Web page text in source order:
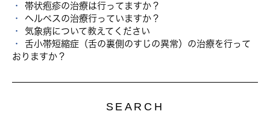
帯状疱疹の治療は行ってますか？
ヘルペスの治療行っていますか？
気象病について教えてください
舌小帯短縮症（舌の裏側のすじの異常）の治療を行って
おりますか？
SEARCH